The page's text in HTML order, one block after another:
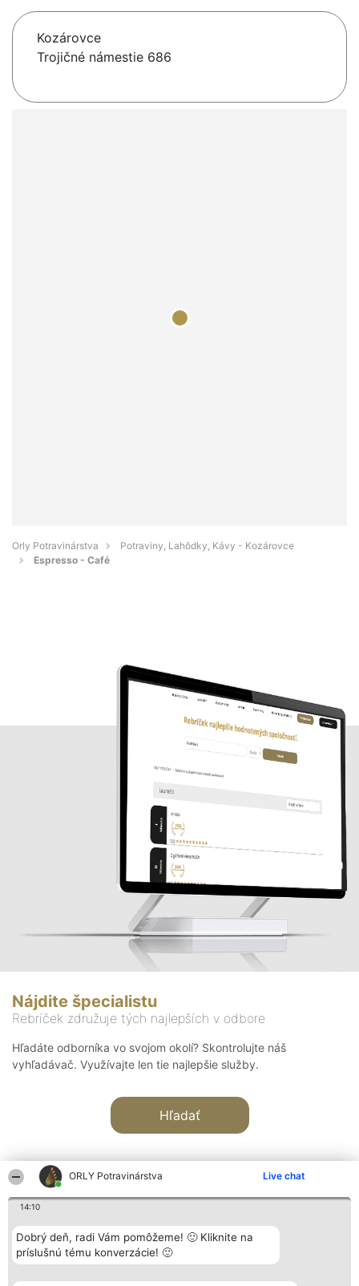
ORLY Potravinárstva Live chat
14:10
Dobrý deň, radi Vám pomôžeme! 🙂 Kliknite na
príslušnú tému konverzácie! 🙂
Kozárovce
Trojičné námestie 686
Orly Potravinárstva
Potraviny, Lahôdky, Kávy - Kozárovce
Espresso - Café
Nájdite špecialistu
Rebríček združuje tých najlepších v odbore
Hľadáte odborníka vo svojom okolí? Skontrolujte náš
vyhľadávač. Využívajte len tie najlepšie služby.
Hľadať
Organizátor hodnotenia
Bright Side Solutions sp. z o.
o. sp. k.
Wrocław 50-079
Hodnotenie
Laureáti
Lista
Laureatów
Kontakt
Kontakt